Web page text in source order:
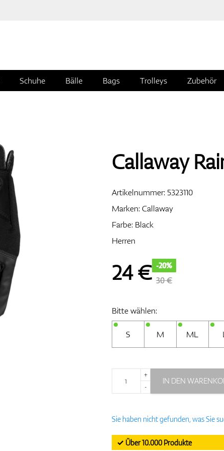
Schuhe Bälle Bags Trolleys Zubehör
Callaway
Artikelnummer:5323110
Marken:Callaway
Farbe: Black
Herren
24€ -20%
30 €
Bitte wählen:
S M ML
+
-
IN DEN
Sie haben nicht gefunden, was Sie
✓ Über 10.000 Produkte